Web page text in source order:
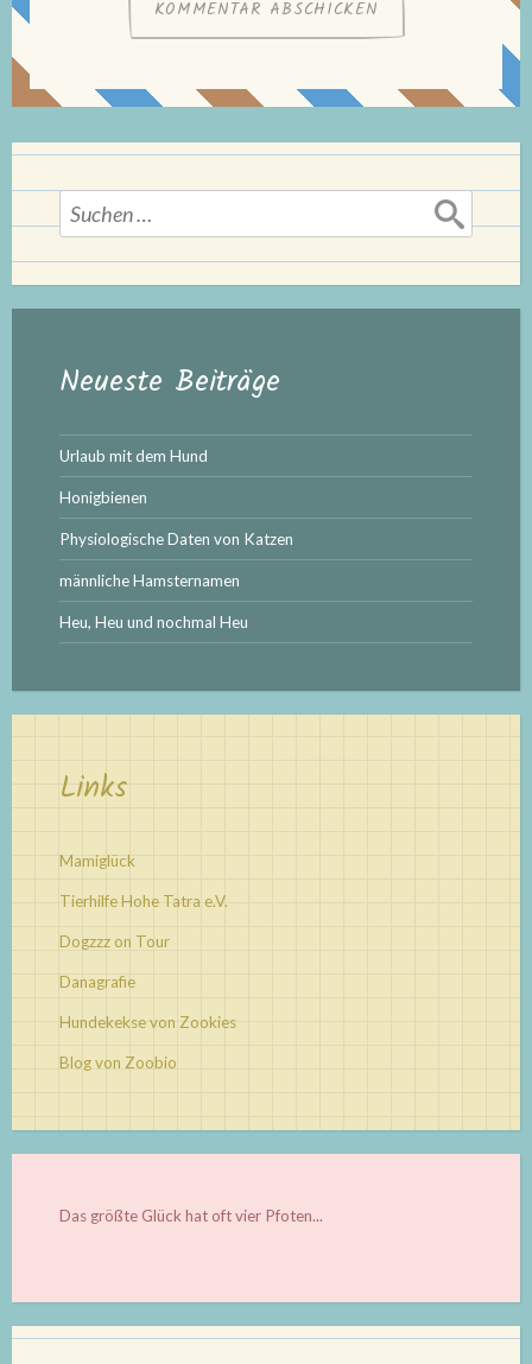
Suchen
nach:
Neueste Beiträge
Urlaub mit dem Hund
Honigbienen
Physiologische Daten von Katzen
männliche Hamsternamen
Heu, Heu und nochmal Heu
Links
Mamiglück
Tierhilfe Hohe Tatra e.V.
Dogzzz on Tour
Danagrafie
Hundekekse von Zookies
Blog von Zoobio
Das größte Glück hat oft vier Pfoten...